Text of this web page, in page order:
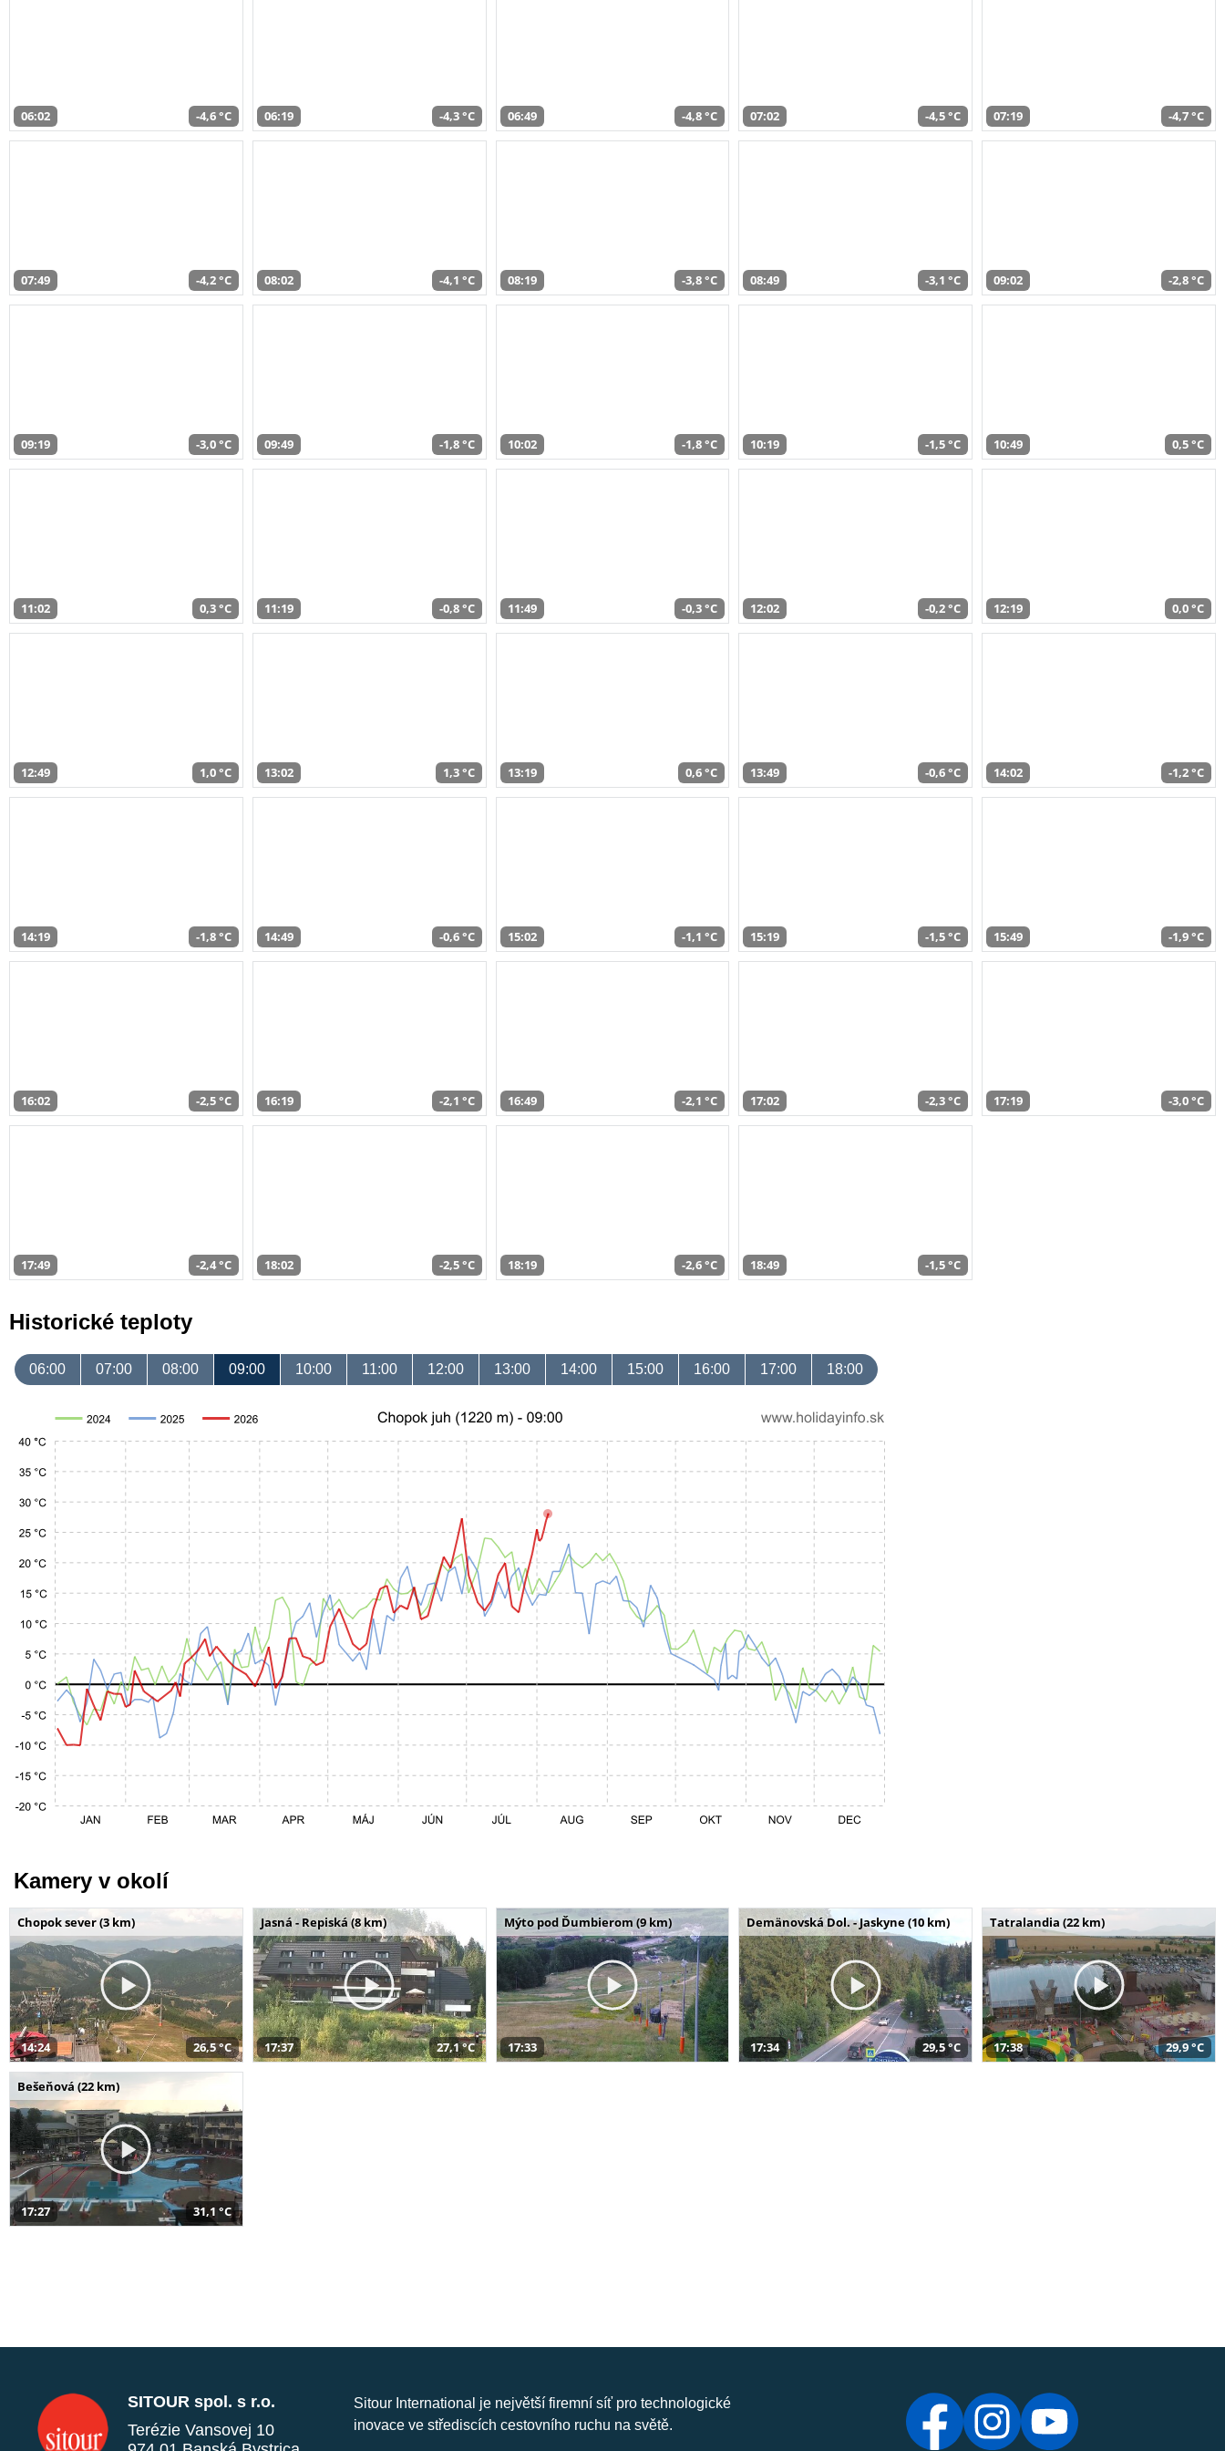
06:02 -4,6 °C 06:19 -4,3 °C 06:49 -4,8 °C 07:02 -4,5 °C 07:19 -4,7 °C
07:49 -4,2 °C 08:02 -4,1 °C 08:19 -3,8 °C 08:49 -3,1 °C 09:02 -2,8 °C
09:19 -3,0 °C 09:49 -1,8 °C 10:02 -1,8 °C 10:19 -1,5 °C 10:49 0,5 °C
11:02 0,3 °C 11:19 -0,8 °C 11:49 -0,3 °C 12:02 -0,2 °C 12:19 0,0 °C
12:49 1,0 °C 13:02 1,3 °C 13:19 0,6 °C 13:49 -0,6 °C 14:02 -1,2 °C
14:19 -1,8 °C 14:49 -0,6 °C 15:02 -1,1 °C 15:19 -1,5 °C 15:49 -1,9 °C
16:02 -2,5 °C 16:19 -2,1 °C 16:49 -2,1 °C 17:02 -2,3 °C 17:19 -3,0 °C
17:49 -2,4 °C 18:02 -2,5 °C 18:19 -2,6 °C 18:49 -1,5 °C
Historické teploty
06:00 07:00 08:00 09:00 10:00 11:00 12:00 13:00 14:00 15:00 16:00 17:00 18:00
Kamery v okolí
Chopok sever (3 km)
14:24 26,5 °C
Jasná - Repiská (8 km)
17:37 27,1 °C
Mýto pod Ďumbierom (9 km)
17:33
Demänovská Dol. - Jaskyne (10 km)
17:34 29,5 °C
Tatralandia (22 km)
17:38 29,9 °C
Bešeňová (22 km)
17:27 31,1 °C
SITOUR spol. s r.o.
Terézie Vansovej 10
Sitour International je největší firemní síť pro technologické
inovace ve střediscích cestovního ruchu na světě.